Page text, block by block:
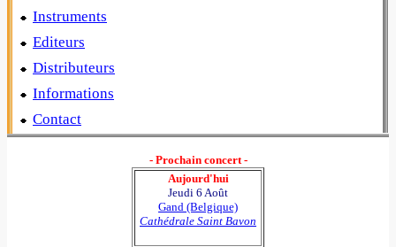
Instruments
Editeurs
Distributeurs
Informations
Contact
- Prochain concert -
Aujourd'hui
Jeudi 6 Août
Gand (Belgique)
Cathédrale Saint Bavon